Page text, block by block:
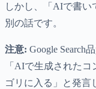
しかし、「AIで書い
別の話です。
注意: Google Search
「AIで生成された
ゴリに入る」と発言